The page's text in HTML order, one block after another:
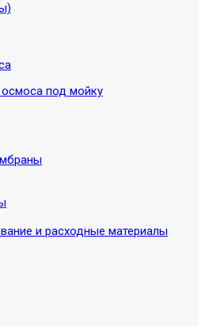
под мойку
и расходные материалы